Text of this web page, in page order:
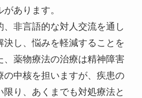
あります。
非言語的な対人交流を通し
決し、悩みを軽減することを
、薬物療法の治療は精神障害
の中核を担いますが、疾患の
限り、あくまでも対処療法と